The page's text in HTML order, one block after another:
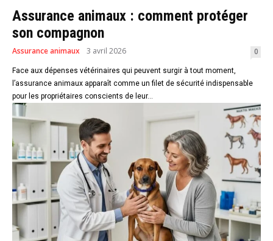
Assurance animaux : comment protéger
son compagnon
Assurance animaux 3 avril 2026 0
Face aux dépenses vétérinaires qui peuvent surgir à tout moment,
l’assurance animaux apparaît comme un filet de sécurité indispensable
pour les propriétaires conscients de leur...